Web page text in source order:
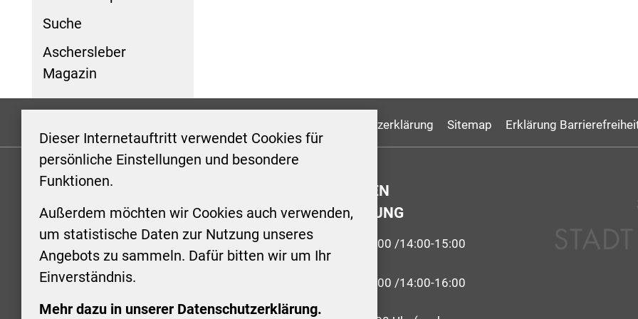
Dieser Internetauftritt verwendet Cookies für
persönliche Einstellungen und besondere
Funktionen.
Außerdem möchten wir Cookies auch verwenden,
um statistische Daten zur Nutzung unseres
Angebots zu sammeln. Dafür bitten wir um Ihr
Einverständnis.
Mehr dazu in unserer Datenschutzerklärung.
Suche
Aschersleber
Magazin
Datenschutzerklärung Sitemap Erklärung
KONTAKT
Stadt Aschersleben
Markt 1
06449 Aschersleben
+49 3473 958-0
ÖFFNUNGSZEITEN
STADTVERWALTUNG
Montag: 09:00-12:00 /14:00-15:00
Uhr
Dienstag: 09:00-12:00 /14:00-16:00
Uhr